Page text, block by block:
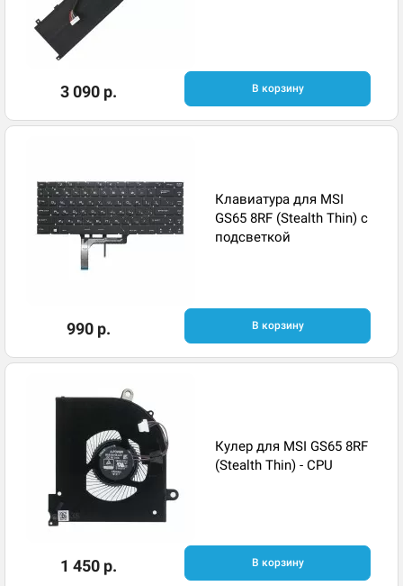
3 090 р. В корзину
Клавиатура для MSI
GS65 8RF (Stealth Thin) с
подсветкой
990 р. В корзину
Кулер для MSI GS65 8RF
(Stealth Thin) - CPU
1 450 р. В корзину